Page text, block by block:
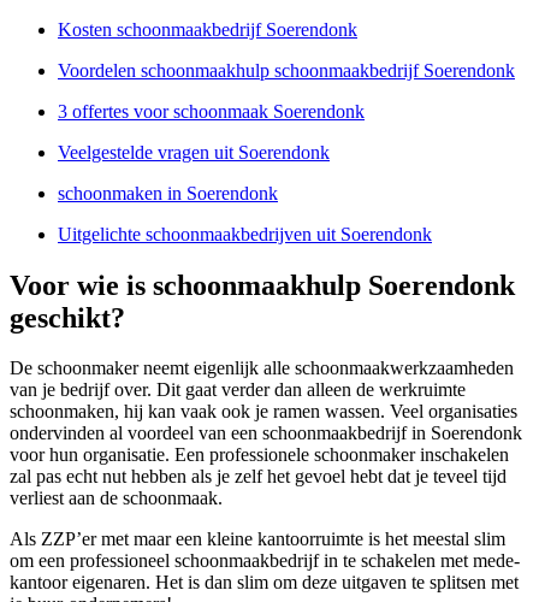
Kosten schoonmaakbedrijf Soerendonk
Voordelen schoonmaakhulp schoonmaakbedrijf Soerendonk
3 offertes voor schoonmaak Soerendonk
Veelgestelde vragen uit Soerendonk
schoonmaken in Soerendonk
Uitgelichte schoonmaakbedrijven uit Soerendonk
Voor wie is schoonmaakhulp Soerendonk
geschikt?
De schoonmaker neemt eigenlijk alle schoonmaakwerkzaamheden
van je bedrijf over. Dit gaat verder dan alleen de werkruimte
schoonmaken, hij kan vaak ook je ramen wassen. Veel organisaties
ondervinden al voordeel van een schoonmaakbedrijf in Soerendonk
voor hun organisatie. Een professionele schoonmaker inschakelen
zal pas echt nut hebben als je zelf het gevoel hebt dat je teveel tijd
verliest aan de schoonmaak.
Als ZZP’er met maar een kleine kantoorruimte is het meestal slim
om een professioneel schoonmaakbedrijf in te schakelen met mede-
kantoor eigenaren. Het is dan slim om deze uitgaven te splitsen met